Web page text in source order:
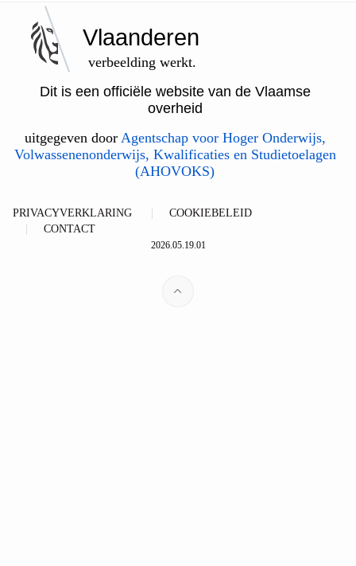
Vlaanderen
verbeelding werkt.
Dit is een officiële website van de Vlaamse
overheid
uitgegeven door Agentschap voor Hoger Onderwijs,
Volwassenenonderwijs, Kwalificaties en Studietoelagen
(AHOVOKS)
PRIVACYVERKLARING
COOKIEBELEID
CONTACT
2026.05.19.01